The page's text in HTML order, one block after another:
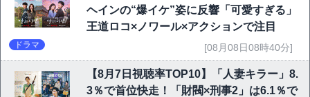
ヘインの“爆イケ”姿に反響「可愛すぎる」
王道ロコ×ノワール×アクションで注目
ドラマ [08月08日08時40分]
【8月7日視聴率TOP10】「人妻キラー」8.
3％で首位快走！「財閥×刑事2」は6.1％で